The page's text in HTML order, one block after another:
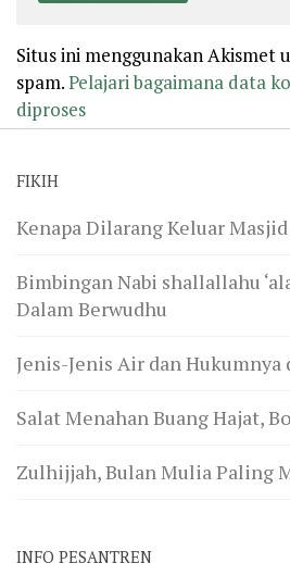
Situs ini menggunakan Akismet
spam.Pelajari bagaimana data
diproses
FIKIH
Kenapa Dilarang Keluar
Bimbingan Nabi shallallahu
Dalam Berwudhu
Jenis-Jenis Air dan Hukumnya
Salat Menahan Buang Hajat,
Zulhijjah, Bulan Mulia Paling
INFO PESANTREN